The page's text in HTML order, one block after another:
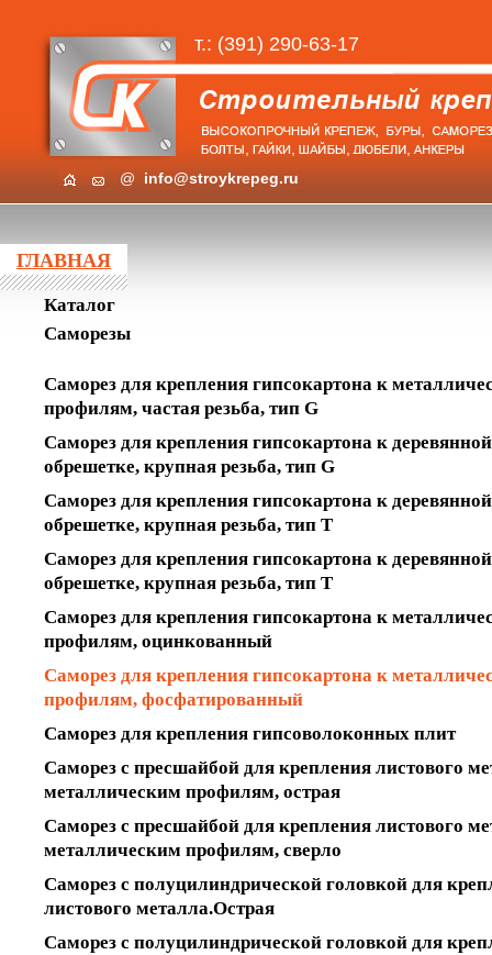
т.: (391) 290-63-17
@ info@stroykrepeg.ru
ГЛАВНАЯ
Каталог
Саморезы
Саморез для крепления гипсокартона к
профилям, частая резьба, тип G
Саморез для крепления гипсокартона к деревянной
обрешетке, крупная резьба, тип G
Саморез для крепления гипсокартона к деревянной
обрешетке, крупная резьба, тип T
Саморез для крепления гипсокартона к деревянной
обрешетке, крупная резьба, тип T
Саморез для крепления гипсокартона к
профилям, оцинкованный
Саморез для крепления гипсокартона к
профилям, фосфатированный
Саморез для крепления гипсоволоконных плит
Саморез с пресшайбой для крепления листового
металлическим профилям, острая
Саморез с пресшайбой для крепления листового
металлическим профилям, сверло
Саморез с полуцилиндрической головкой для
листового металла.Острая
Саморез с полуцилиндрической головкой для